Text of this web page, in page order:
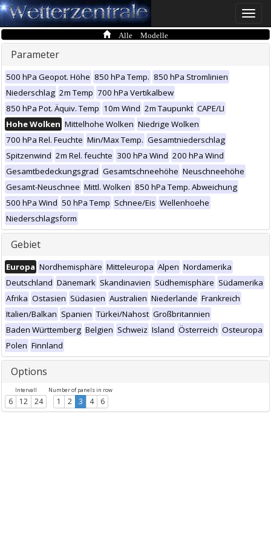
Toggle
Alle Modelle
Parameter
500 hPa Geopot. Höhe 850 hPa Temp. 850 hPa Stromlinien
Niederschlag 2m Temp 700 hPa Vertikalbew
850 hPa Pot. Äquiv. Temp 10m Wind 2m Taupunkt CAPE/LI
Hohe Wolken Mittelhohe Wolken Niedrige Wolken
700 hPa Rel. Feuchte Min/Max Temp. Gesamtniederschlag
Spitzenwind 2m Rel. feuchte 300 hPa Wind 200 hPa Wind
Gesamtbedeckungsgrad Gesamtschneehöhe Neuschneehöhe
Gesamt-Neuschnee Mittl. Wolken 850 hPa Temp. Abweichung
500 hPa Wind 50 hPa Temp Schnee/Eis Wellenhoehe
Niederschlagsform
Gebiet
Europa Nordhemisphäre Mitteleuropa Alpen Nordamerika
Deutschland Dänemark Skandinavien Südhemisphäre Südamerika
Afrika Ostasien Südasien Australien Niederlande Frankreich
Italien/Balkan Spanien Türkei/Nahost Großbritannien
Baden Württemberg Belgien Schweiz Island Österreich Osteuropa
Polen Finnland
Options
Intervall
6 12 24
Number of panels in row
1 2 3 4 6